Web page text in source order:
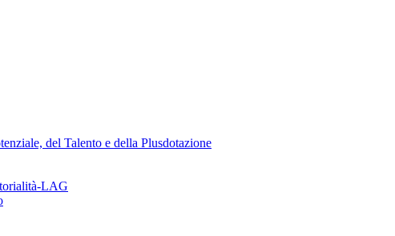
del Talento e della Plusdotazione
LAG